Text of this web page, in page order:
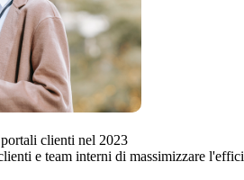
clienti nel 2023
e team interni di massimizzare